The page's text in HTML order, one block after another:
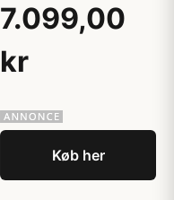
7.099,00
kr
Køb her